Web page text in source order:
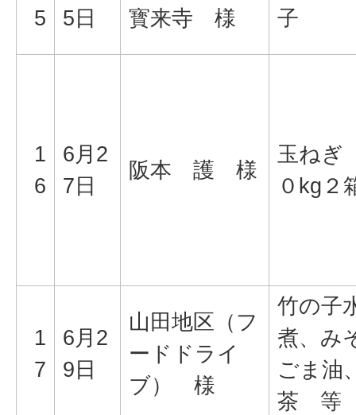
5
5日
寳来寺 様
子
1
6
6月2
7日
阪本 護 様
玉ね
０kg２
1
7
6月2
9日
山田地区（フ
ードドライ
ブ） 様
竹の子
煮、み
ごま油
茶 等